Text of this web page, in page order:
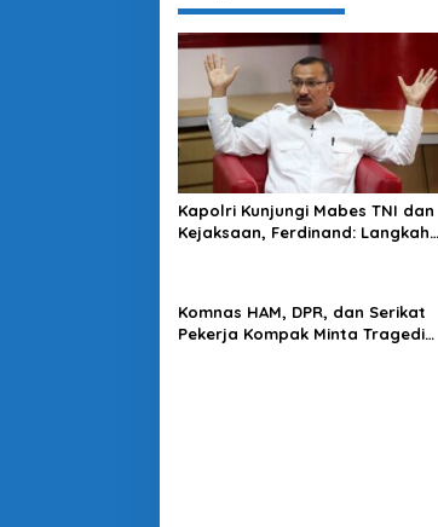
Kapolri Kunjungi Mabes TNI dan
Kejaksaan, Ferdinand: Langkah
Komnas HAM, DPR, dan Serikat
Pekerja Kompak Minta Tragedi